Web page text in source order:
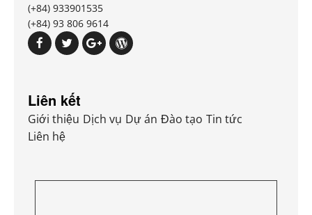
(+84) 933901535
(+84) 93 806 9614
Liên kết
Giới thiệu Dịch vụ Dự án Đào tạo Tin tức
Liên hệ